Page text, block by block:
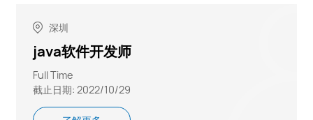
深圳
java软件开发师
Full Time
截止日期: 2022/10/29